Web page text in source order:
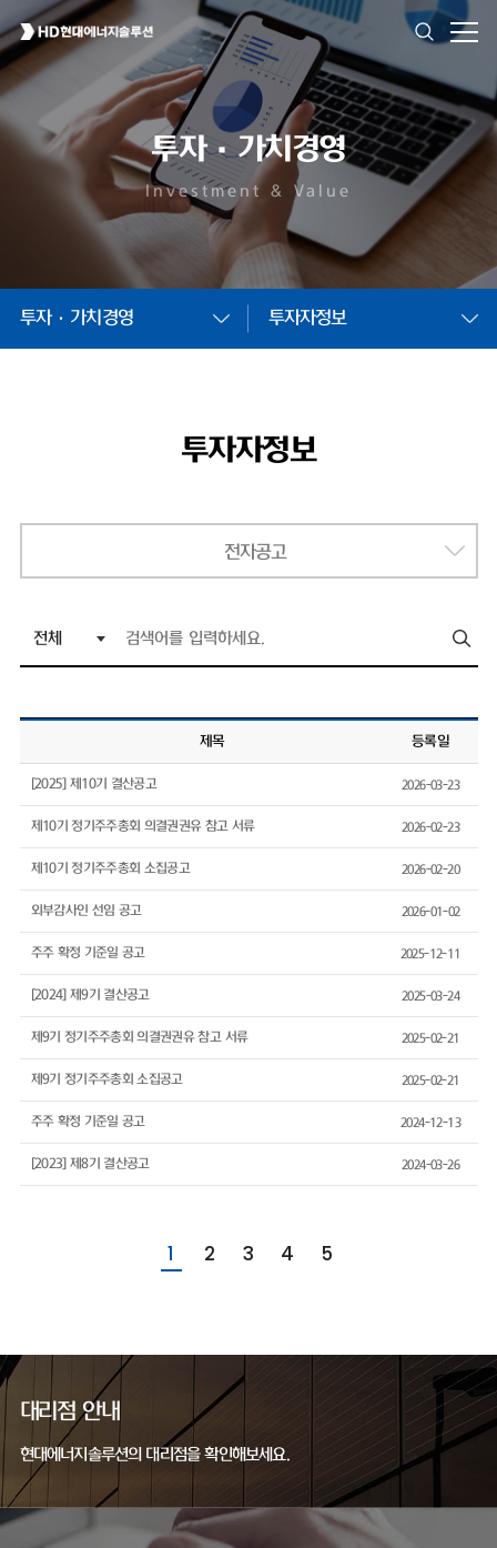
투자·가치경영
Investment & Value
투자·가치경영 투자자정보
투자자정보
전자공고
제목 등록일
[2025] 제10기 결산공고 2026-03-23
제10기 정기주주총회 의결권권유 참고 서류 2026-02-23
제10기 정기주주총회 소집공고 2026-02-20
외부감사인 선임 공고 2026-01-02
주주 확정 기준일 공고 2025-12-11
[2024] 제9기 결산공고 2025-03-24
제9기 정기주주총회 의결권권유 참고 서류 2025-02-21
제9기 정기주주총회 소집공고 2025-02-21
주주 확정 기준일 공고 2024-12-13
[2023] 제8기 결산공고 2024-03-26
1 2 3 4 5
대리점 안내
현대에너지솔루션의 대리점을 확인해보세요.